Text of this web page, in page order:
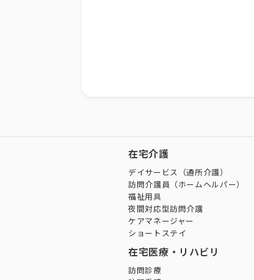
在宅介護
デイサービス（通所介護）
訪問介護員（ホームヘルパー）
福祉用具
夜間対応型訪問介護
ケアマネージャー
ショートステイ
在宅医療・リハビリ
訪問診療